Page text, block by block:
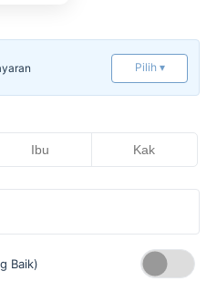
Pilih ▾
Ibu Kak
Baik)